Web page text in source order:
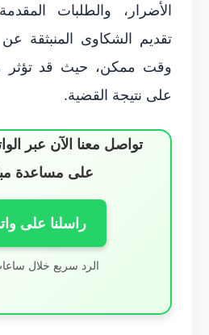
الأضرار، والطلبات
تقديم الشكاوى المنبثقة
وقت ممكن، حيث قد تؤثر
على نتيجة القضية.
تواصل معنا الآن عبر
على مساعدة
راسلنا على
الرد سريع خلال